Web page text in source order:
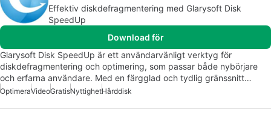
Effektiv diskdefragmentering med Glarysoft Disk
SpeedUp
Download för
Glarysoft Disk SpeedUp är ett användarvänligt verktyg för
diskdefragmentering och optimering, som passar både nybörjare
och erfarna användare. Med en färgglad och tydlig gränssnitt…
OptimeraVideoGratisNyttighetHårddisk